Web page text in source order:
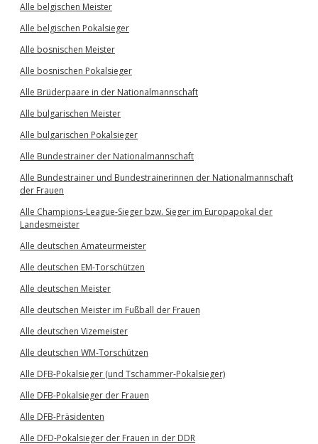
Alle belgischen Meister
Alle belgischen Pokalsieger
Alle bosnischen Meister
Alle bosnischen Pokalsieger
Alle Brüderpaare in der Nationalmannschaft
Alle bulgarischen Meister
Alle bulgarischen Pokalsieger
Alle Bundestrainer der Nationalmannschaft
Alle Bundestrainer und Bundestrainerinnen der Nationalmannschaft
der Frauen
Alle Champions-League-Sieger bzw. Sieger im Europapokal der
Landesmeister
Alle deutschen Amateurmeister
Alle deutschen EM-Torschützen
Alle deutschen Meister
Alle deutschen Meister im Fußball der Frauen
Alle deutschen Vizemeister
Alle deutschen WM-Torschützen
Alle DFB-Pokalsieger (und Tschammer-Pokalsieger)
Alle DFB-Pokalsieger der Frauen
Alle DFB-Präsidenten
Alle DFD-Pokalsieger der Frauen in der DDR